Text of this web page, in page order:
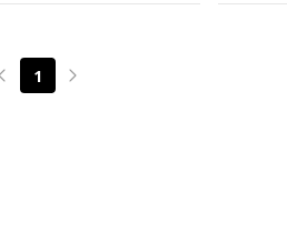
Page précédente
1 Page suivante